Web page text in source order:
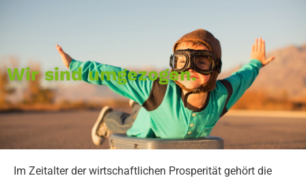
Wir sind umgezogen.
Im Zeitalter der wirtschaftlichen Prosperität gehört die